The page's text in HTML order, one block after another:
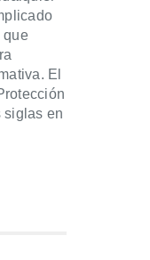
que
El
siglas en